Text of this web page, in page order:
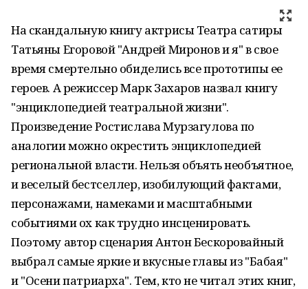
На скандальную книгу актрисы Театра сатиры
Татьяны Егоровой "Андрей Миронов и я" в свое
время смертельно обиделись все прототипы ее
героев. А режиссер Марк Захаров назвал книгу
"энциклопедией театральной жизни".
Произведение Ростислава Мурзагулова по
аналогии можно окрестить энциклопедией
региональной власти. Нельзя объять необъятное,
и веселый бестселлер, изобилующий фактами,
персонажами, намеками и масштабными
событиями ох как трудно инсценировать.
Поэтому автор сценария Антон Бескоровайный
выбрал самые яркие и вкусные главы из "Бабая"
и "Осени патриарха". Тем, кто не читал этих книг,